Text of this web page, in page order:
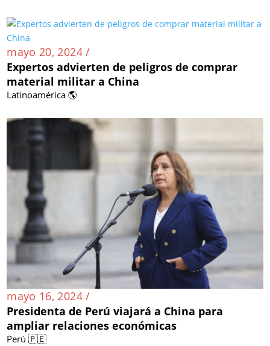
mayo 20, 2024 /
Expertos advierten de peligros de comprar
material militar a China
Latinoamérica 🌎
mayo 16, 2024 /
Presidenta de Perú viajará a China para
ampliar relaciones económicas
Perú 🇵🇪